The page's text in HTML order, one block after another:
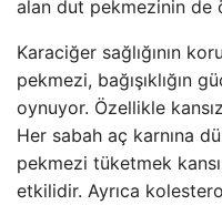
alan dut pekmezinin de
Karaciğer sağlığının
pekmezi, bağışıklığın
oynuyor. Özellikle
Her sabah aç karnına
pekmezi tüketmek
etkilidir. Ayrıca